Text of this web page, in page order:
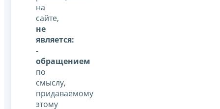
на
сайте,
не
является:
-
обращением
по
смыслу,
придаваемому
этому